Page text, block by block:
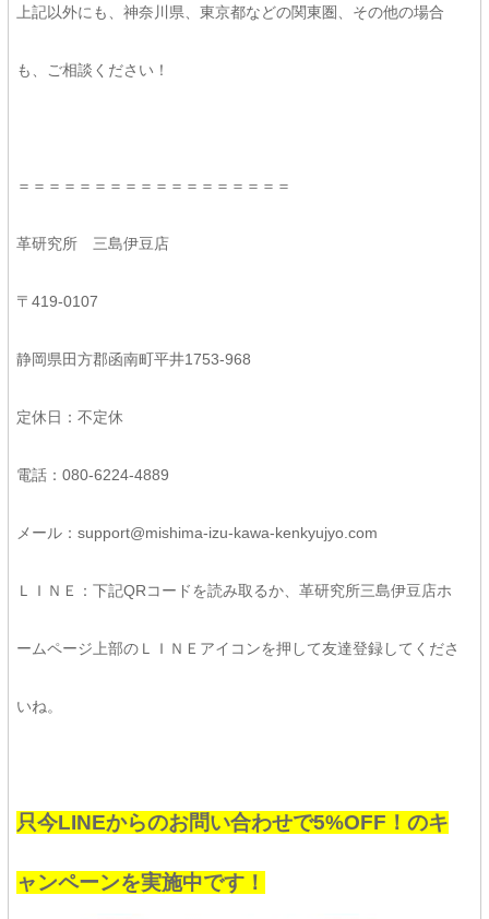
上記以外にも、神奈川県、東京都などの関東圏、その他の場合
も、ご相談ください！
＝＝＝＝＝＝＝＝＝＝＝＝＝＝＝＝＝＝
革研究所 三島伊豆店
〒419-0107
静岡県田方郡函南町平井1753-968
定休日：不定休
電話：080-6224-4889
メール：support@mishima-izu-kawa-kenkyujyo.com
ＬＩＮＥ：下記QRコードを読み取るか、革研究所三島伊豆店ホ
ームページ上部のＬＩＮＥアイコンを押して友達登録してくださ
いね。
只今LINEからのお問い合わせで5%OFF！のキ
ャンペーンを実施中です！